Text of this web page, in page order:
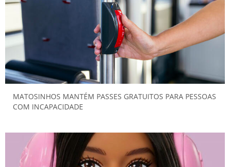
MATOSINHOS MANTÉM PASSES GRATUITOS PARA PESSOAS
COM INCAPACIDADE